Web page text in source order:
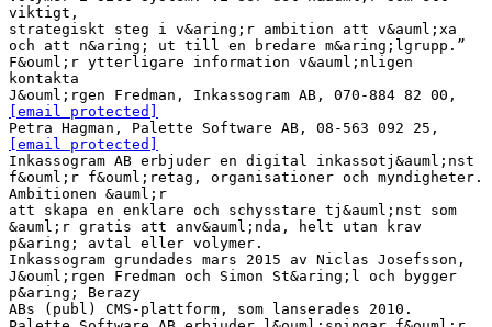
viktigt,
strategiskt steg i v&aring;r ambition att v&auml;xa
och att n&aring; ut till en bredare m&aring;lgrupp.”
F&ouml;r ytterligare information v&auml;nligen
kontakta
J&ouml;rgen Fredman, Inkassogram AB, 070-884 82 00,
[email protected]
Petra Hagman, Palette Software AB, 08-563 092 25,
[email protected]
Inkassogram AB erbjuder en digital inkassotj&auml;nst
f&ouml;r f&ouml;retag, organisationer och myndigheter.
Ambitionen &auml;r
att skapa en enklare och schysstare tj&auml;nst som
&auml;r gratis att anv&auml;nda, helt utan krav
p&aring; avtal eller volymer.
Inkassogram grundades mars 2015 av Niclas Josefsson,
J&ouml;rgen Fredman och Simon St&aring;l och bygger
p&aring; Berazy
ABs (publ) CMS-plattform, som lanserades 2010.